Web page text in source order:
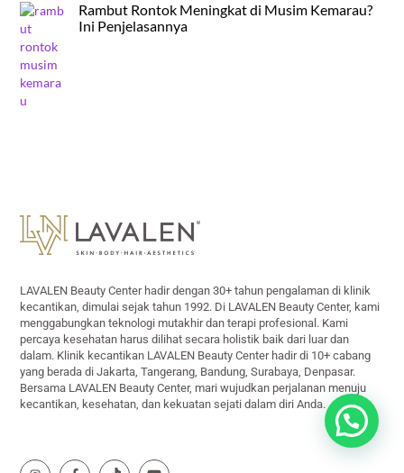
Rambut Rontok Meningkat di Musim Kemarau?
Ini Penjelasannya
To
Top
LAVALEN Beauty Center hadir dengan 30+ tahun pengalaman di klinik
kecantikan, dimulai sejak tahun 1992. Di LAVALEN Beauty Center, kami
menggabungkan teknologi mutakhir dan terapi profesional. Kami
percaya kesehatan harus dilihat secara holistik baik dari luar dan
dalam. Klinik kecantikan LAVALEN Beauty Center hadir di 10+ cabang
yang berada di Jakarta, Tangerang, Bandung, Surabaya, Denpasar.
Bersama LAVALEN Beauty Center, mari wujudkan perjalanan menuju
kecantikan, kesehatan, dan kekuatan sejati dalam diri Anda.